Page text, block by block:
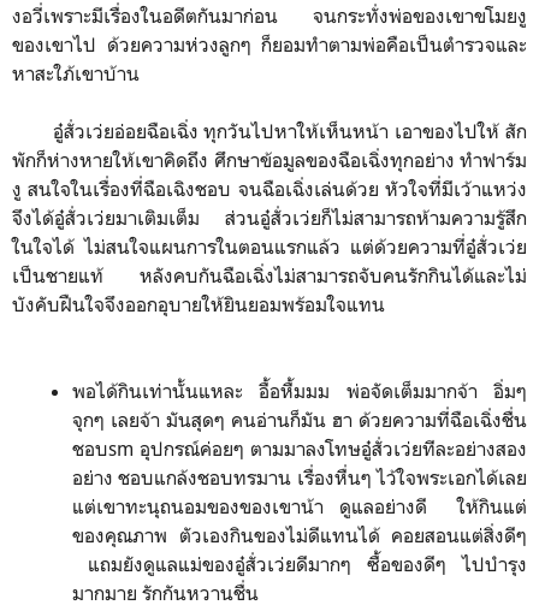
งอวี่เพราะมีเรื่องในอดีตกันมาก่อน​ จนกระทั่งพ่อของเขาขโมยงู
ของเขาไป​ ด้วยความห่วงลูกๆ​ ก็ยอมทำตามพ่อคือเป็นตำรวจและ
หาสะใภ้​เขาบ้าน
อู​๋​สั่วเว่ยอ่อยฉือเฉิ่ง ทุกวันไปหาให้เห็นหน้า​ เอาของไปให้ สัก
พักก็ห่างหายให้เขาคิดถึง​ ศึกษาข้อมูลของฉือเฉิ่งทุกอย่าง​ ทำฟาร์ม
งู​ สนใจในเรื่องที่ฉือเฉิงชอบ​ จนฉือเฉิ่งเล่นด้วย​ หัวใจที่มีเว้าแหว่ง​
จึงได้อู๋สั่วเว่ยมาเติมเต็ม​ ส่วนอู๋สั่วเว่ยก็ไม่สามารถห้ามความรู้สึก
ในใจได้ ไม่สนใจแผนการในตอนแรกแล้ว​ แต่ด้วยความที่อู๋สั่วเว่ย
เป็นชายแท้​ หลังคบกัน​ฉือเฉิ่งไม่สามารถจับคนรักกินได้​และไม่
บังคับฝืนใจจึงออกอุบายให้ยินยอมพร้อมใจแทน
พอได้กินเท่านั้นแหละ​ อื้อหื้มมม​ พ่อจัดเต็มมากจ้า​ อิ่มๆ​
จุกๆ​ ​เลยจ้า​ มันสุดๆ​ คนอ่านก็มัน​ ฮา​ ด้วยความที่ฉือเฉิ่งชื่น
ชอบsm อุปกรณ์​ค่อยๆ​ ตามมา​ลงโทษ​อู๋สั่วเว่ย​ทีละอย่างสอง
อย่าง​ ชอบแกล้งชอบทรมาน​ เรื่องหื่นๆ​ ไว้ใจพระเอกได้เลย​
แต่เขาทะนุถนอม​ของของเขาน้า​ ดูแลอย่างดี ให้กินแต่
ของคุณภาพ​ ตัวเองกินของไม่ดีแทนได้ คอยสอนแต่สิ่งดีๆ​
​ แถมยังดูแลแม่ของอู๋สั่วเว่ยดีมากๆ​ ซื้อของดีๆ​ ไปบำรุง
มากมาย​ รักกันหวานชื่น